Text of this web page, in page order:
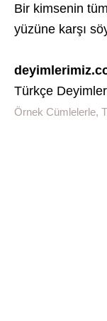
Bir kimsenin
yüzüne karşı
Türkçe
Örnek Cümlelerle,